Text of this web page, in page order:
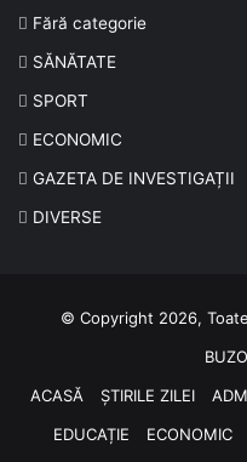
Fără categorie
SĂNĂTATE
SPORT
ECONOMIC
GAZETA DE INVESTIGAȚII
DIVERSE
© Copyright 2026,
ACASĂ
ȘTIRILE ZILEI
EDUCAȚIE
ECONOMIC